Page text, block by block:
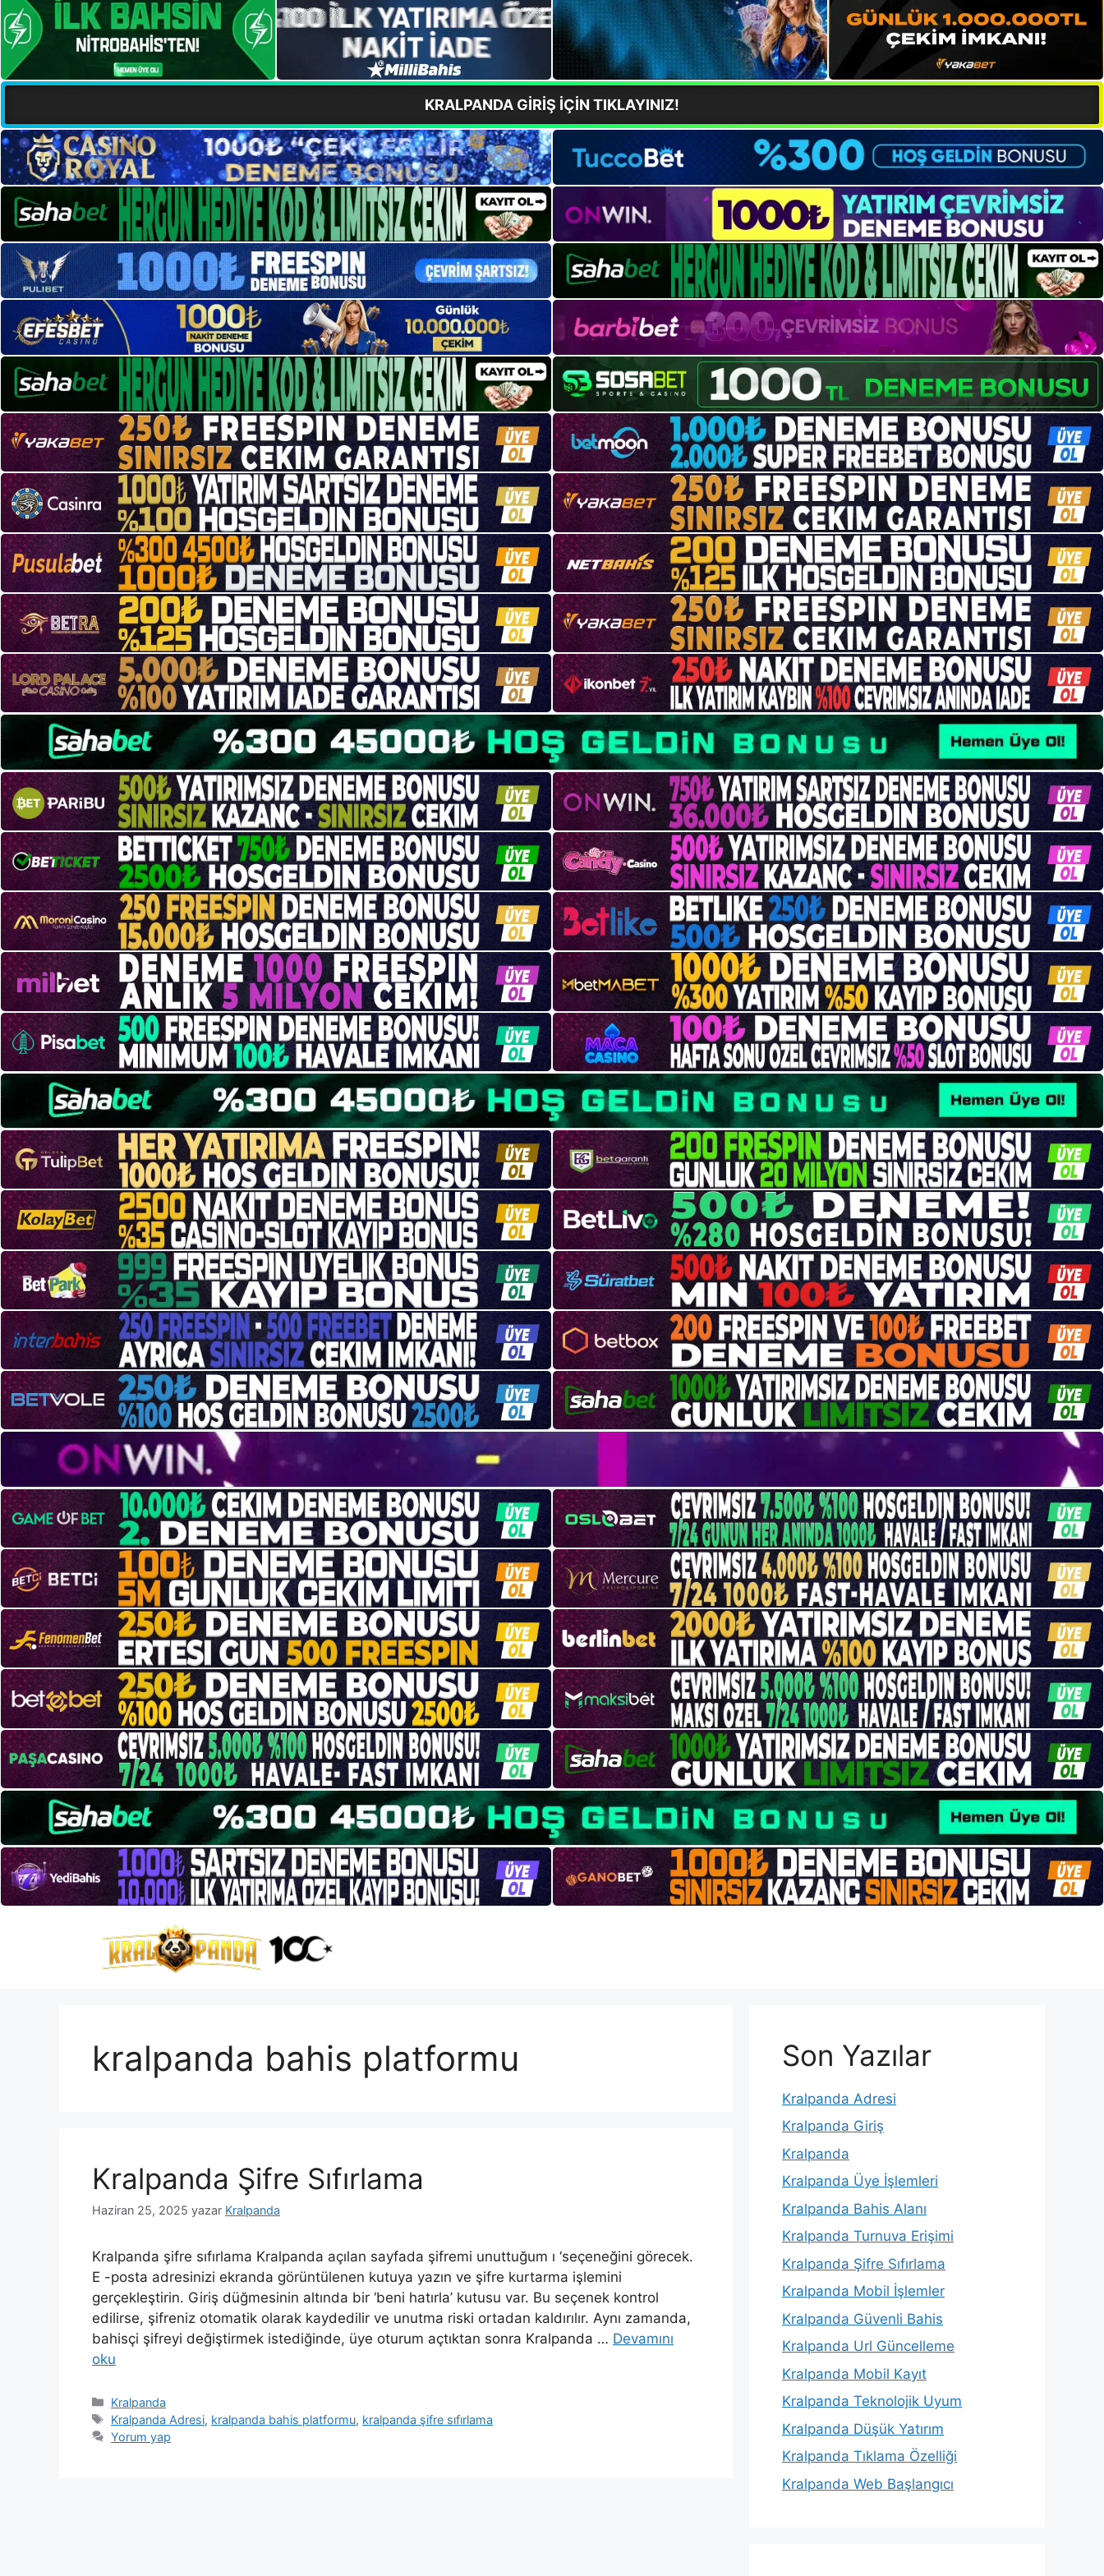
KRALPANDA GİRİŞ İÇİN TIKLAYINIZ!
kralpanda bahis platformu
Kralpanda Şifre Sıfırlama
Haziran 25, 2025 yazar Kralpanda
Kralpanda şifre sıfırlama Kralpanda açılan sayfada şifremi unuttuğum ı ‘seçeneğini görecek.
E -posta adresinizi ekranda görüntülenen kutuya yazın ve şifre kurtarma işlemini
gerçekleştirin. Giriş düğmesinin altında bir ‘beni hatırla’ kutusu var. Bu seçenek kontrol
edilirse, şifreniz otomatik olarak kaydedilir ve unutma riski ortadan kaldırılır. Aynı zamanda,
bahisçi şifreyi değiştirmek istediğinde, üye oturum açtıktan sonra Kralpanda … Devamını
oku
Kategoriler
Kralpanda
Etiketler
Kralpanda Adresi, kralpanda bahis platformu, kralpanda şifre sıfırlama
Yorum yap
Son Yazılar
Kralpanda Adresi
Kralpanda Giriş
Kralpanda
Kralpanda Üye İşlemleri
Kralpanda Bahis Alanı
Kralpanda Turnuva Erişimi
Kralpanda Şifre Sıfırlama
Kralpanda Mobil İşlemler
Kralpanda Güvenli Bahis
Kralpanda Url Güncelleme
Kralpanda Mobil Kayıt
Kralpanda Teknolojik Uyum
Kralpanda Düşük Yatırım
Kralpanda Tıklama Özelliği
Kralpanda Web Başlangıcı